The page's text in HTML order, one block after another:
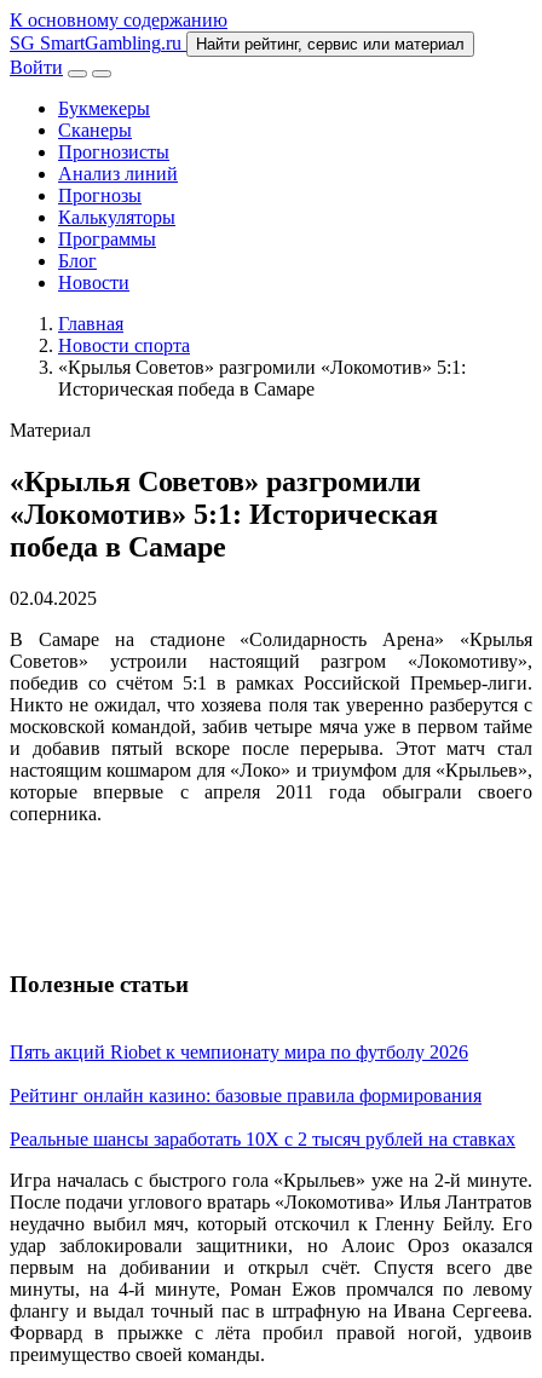
К основному содержанию
SG SmartGambling.ru Найти рейтинг, сервис или материал
Войти
Букмекеры
Сканеры
Прогнозисты
Анализ линий
Прогнозы
Калькуляторы
Программы
Блог
Новости
Главная
Новости спорта
«Крылья Советов» разгромили «Локомотив» 5:1:
Историческая победа в Самаре
Материал
«Крылья Советов» разгромили
«Локомотив» 5:1: Историческая
победа в Самаре
02.04.2025
В Самаре на стадионе «Солидарность Арена» «Крылья
Советов» устроили настоящий разгром «Локомотиву»,
победив со счётом 5:1 в рамках Российской Премьер-лиги.
Никто не ожидал, что хозяева поля так уверенно разберутся с
московской командой, забив четыре мяча уже в первом тайме
и добавив пятый вскоре после перерыва. Этот матч стал
настоящим кошмаром для «Локо» и триумфом для «Крыльев»,
которые впервые с апреля 2011 года обыграли своего
соперника.
Полезные статьи
Пять акций Riobet к чемпионату мира по футболу 2026
Рейтинг онлайн казино: базовые правила формирования
Реальные шансы заработать 10X с 2 тысяч рублей на ставках
Игра началась с быстрого гола «Крыльев» уже на 2-й минуте.
После подачи углового вратарь «Локомотива» Илья Лантратов
неудачно выбил мяч, который отскочил к Гленну Бейлу. Его
удар заблокировали защитники, но Алоис Ороз оказался
первым на добивании и открыл счёт. Спустя всего две
минуты, на 4-й минуте, Роман Ежов промчался по левому
флангу и выдал точный пас в штрафную на Ивана Сергеева.
Форвард в прыжке с лёта пробил правой ногой, удвоив
преимущество своей команды.